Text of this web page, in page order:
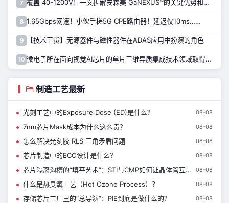
7 覆盖 40-1200V！一文拆解安森美 GaNEXUS™的关键优势和应用
8 1.65Gbps网速！小伙手搓5G CPE路由器！延迟仅10ms……
9 【技术干货】无源器件与磁性器件在ADAS应用中扮演的角色
10 微电子所在面向视觉AI芯片的单片三维异质集成技术领域取得进展
制造工艺最新
光刻工艺中的Exposure Dose (ED)是什么？ 08-08
7nm芯片Mask成本为什么这么贵？ 08-08
怎么解决光刻胶 RLS 三角矛盾问题 08-08
芯片制造中的ECO设计是什么？ 08-08
芯片隔离沟槽的“填平艺术”：STI与CMP如何让晶体管互不打扰 08-08
什么是热臭氧工艺（Hot Ozone Process）？ 08-08
存储芯片工厂里的“总导演”：PIE到底是做什么的？ 08-08